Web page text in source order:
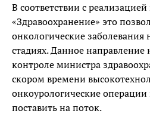
В соответствии с
«Здравоохранение» это
онкологические
стадиях. Данное
контроле министра
скором времени
онкоурологические операции
поставить на поток.